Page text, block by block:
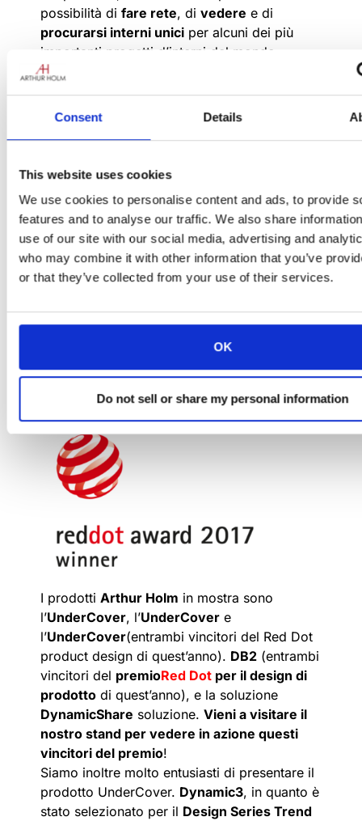
Consent Details
This website uses cookies
We use cookies to personalise content and ads, to provide
features and to analyse our traffic. We also share
use of our site with our social media, advertising and
who may combine it with other information that you’ve
or that they’ve collected from your use of their services.
OK
Do not sell or share my personal information
possibilità di fare rete, di vedere e di
procurarsi interni unici per alcuni dei più
importanti progetti d’interni del mondo
(residenziali, commerciali, di ospitalità, ecc.).
per presentare leultime innovazioni e
tendenzedell’interior design commerciale.
Fondato 17 anni fa, Workspace si è evoluto
fino a diventare una rappresentanza di alcuni
internazionalidi interior designcommerciale.
I prodotti Arthur Holm in mostra sono
l’UnderCover, l’UnderCover e
l’UnderCover(entrambi vincitori del Red Dot
product design di quest’anno). DB2 (entrambi
vincitori del premioRed Dot per il design di
prodotto di quest’anno), e la soluzione
DynamicShare soluzione. Vieni a visitare il
nostro stand per vedere in azione questi
vincitori del premio!
Siamo inoltre molto entusiasti di presentare il
prodotto UnderCover. Dynamic3, in quanto è
stato selezionato per il Design Series Trend